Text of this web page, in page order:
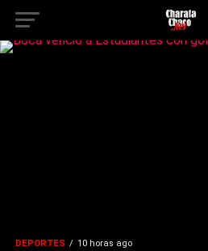
DEPORTES 10 horas ago